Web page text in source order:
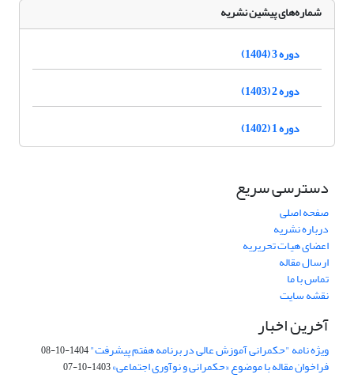
شماره‌های پیشین نشریه
دوره 3 (1404)
دوره 2 (1403)
دوره 1 (1402)
دسترسی سریع
صفحه اصلی
درباره نشریه
اعضای هیات تحریریه
ارسال مقاله
تماس با ما
نقشه سایت
آخرین اخبار
ویژه نامه "حکمرانی آموزش عالی در برنامه هفتم پیشرفت"1404-10-08
فراخوان مقاله با موضوع «حکمرانی و نوآوری اجتماعی»1403-10-07